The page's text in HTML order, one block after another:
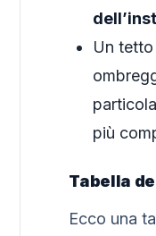
Un
più
Tabella
Ecco una